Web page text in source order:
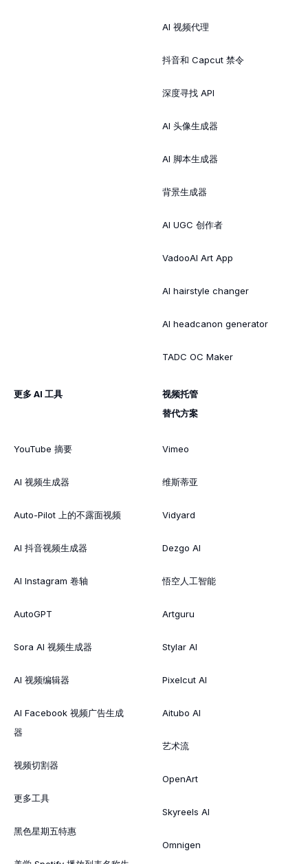
AI 视频代理
抖音和 Capcut 禁令
深度寻找 API
AI 头像生成器
AI 脚本生成器
背景生成器
AI UGC 创作者
VadooAI Art App
AI hairstyle changer
AI headcanon generator
TADC OC Maker
更多 AI 工具
YouTube 摘要
AI 视频生成器
Auto-Pilot 上的不露面视频
AI 抖音视频生成器
AI Instagram 卷轴
AutoGPT
Sora AI 视频生成器
AI 视频编辑器
AI Facebook 视频广告生成
器
视频切割器
更多工具
黑色星期五特惠
视频托管
替代方案
Vimeo
维斯蒂亚
Vidyard
Dezgo AI
悟空人工智能
Artguru
Stylar AI
Pixelcut AI
Aitubo AI
艺术流
OpenArt
Skyreels AI
Omnigen